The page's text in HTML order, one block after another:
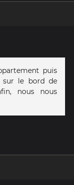
puis
sur le bord de
nous nous